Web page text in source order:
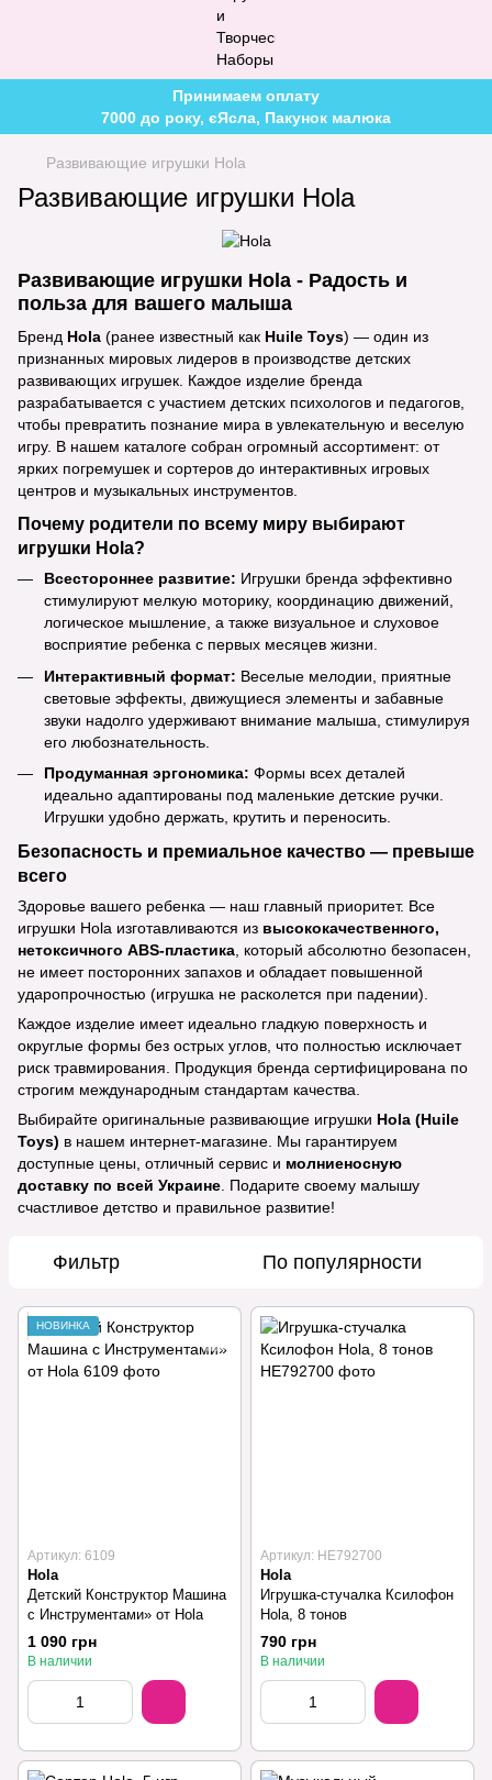
Принимаем оплату
7000 до року, єЯсла, Пакунок малюка
Развивающие игрушки Hola
Развивающие игрушки Hola
Развивающие игрушки Hola - Радость и
польза для вашего малыша
Бренд Hola (ранее известный как Huile Toys) — один из
признанных мировых лидеров в производстве детских
развивающих игрушек. Каждое изделие бренда
разрабатывается с участием детских психологов и педагогов,
чтобы превратить познание мира в увлекательную и веселую
игру. В нашем каталоге собран огромный ассортимент: от
ярких погремушек и сортеров до интерактивных игровых
центров и музыкальных инструментов.
Почему родители по всему миру выбирают
игрушки Hola?
Всестороннее развитие: Игрушки бренда эффективно
стимулируют мелкую моторику, координацию движений,
логическое мышление, а также визуальное и слуховое
восприятие ребенка с первых месяцев жизни.
Интерактивный формат: Веселые мелодии, приятные
световые эффекты, движущиеся элементы и забавные
звуки надолго удерживают внимание малыша, стимулируя
его любознательность.
Продуманная эргономика: Формы всех деталей
идеально адаптированы под маленькие детские ручки.
Игрушки удобно держать, крутить и переносить.
Безопасность и премиальное качество — превыше
всего
Здоровье вашего ребенка — наш главный приоритет. Все
игрушки Hola изготавливаются из высококачественного,
нетоксичного ABS-пластика , который абсолютно безопасен,
не имеет посторонних запахов и обладает повышенной
ударопрочностью (игрушка не расколется при падении).
Каждое изделие имеет идеально гладкую поверхность и
округлые формы без острых углов, что полностью исключает
риск травмирования. Продукция бренда сертифицирована по
строгим международным стандартам качества.
Выбирайте оригинальные развивающие игрушки Hola (Huile
Toys) в нашем интернет-магазине. Мы гарантируем
доступные цены, отличный сервис и молниеносную
доставку по всей Украине . Подарите своему малышу
счастливое детство и правильное развитие!
Фильтр По популярности
НОВИНКА
Артикул: 6109
Hola
Детский Конструктор Машина
с Инструментами» от Hola
1 090 грн
В наличии
Артикул: HE792700
Hola
Игрушка-стучалка Ксилофон
Hola, 8 тонов
790 грн
В наличии